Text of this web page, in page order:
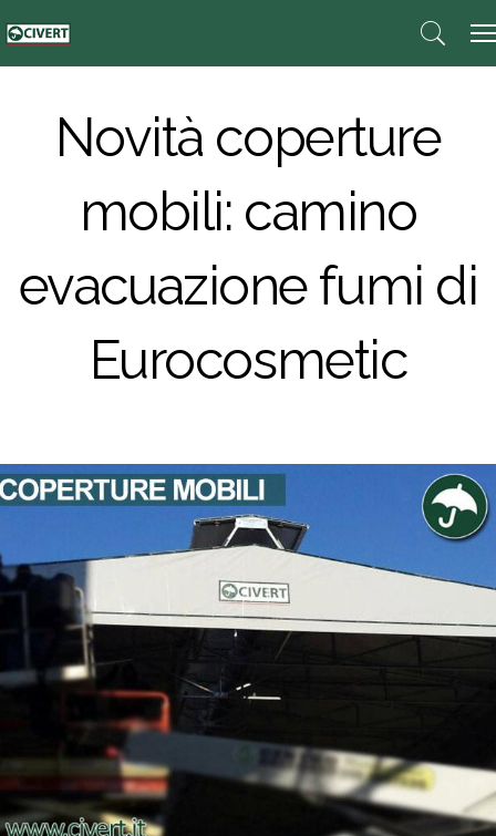
Novità coperture
mobili: camino
evacuazione fumi di
Eurocosmetic